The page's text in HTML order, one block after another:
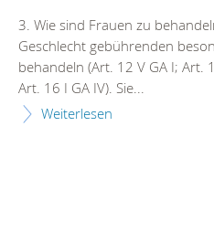
3. Wie sind Frauen zu
Geschlecht gebührenden
behandeln (Art. 12 V GA I; Art.
Art. 16 I GA IV). Sie...
Weiterlesen